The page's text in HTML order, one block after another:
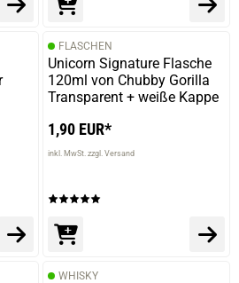
FLASCHEN
Unicorn Signature Flasche
120ml von Chubby Gorilla
Transparent + weiße Kappe
1,90 EUR*
inkl. MwSt. zzgl. Versand
WHISKY